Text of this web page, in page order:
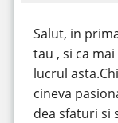
Salut, in
tau , si ca
lucrul
cineva
dea sfaturi si